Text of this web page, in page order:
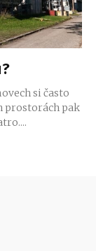
si často
prostorách pak